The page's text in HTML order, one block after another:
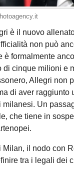
è il nuovo
non può
è formalmente
di cinque milioni e
Allegri non
di aver raggiunto
Un
che tiene in
Milan, il nodo con
tra i legali dei